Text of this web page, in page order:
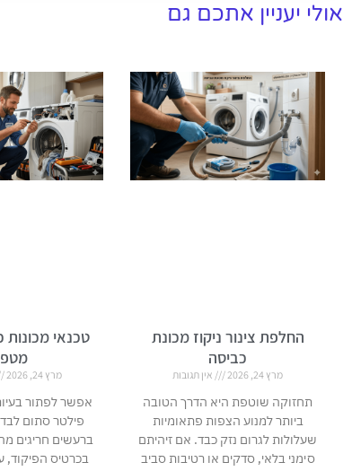
אולי יעניין אתכם גם
החלפת צינור ניקוז מכונת
כביסה
מרץ 24, 2026 אין תגובות
תחזוקה שוטפת היא הדרך הטובה
ביותר למנוע הצפות פתאומיות
שעלולות לגרום נזק כבד. אם זיהיתם
סימני בלאי, סדקים או רטיבות סביב
טכנאי
מרץ 24, 2026
אפשר לפתור
פילטר סתום
ברעשים חריגים
בכרטיס הפיקוד,